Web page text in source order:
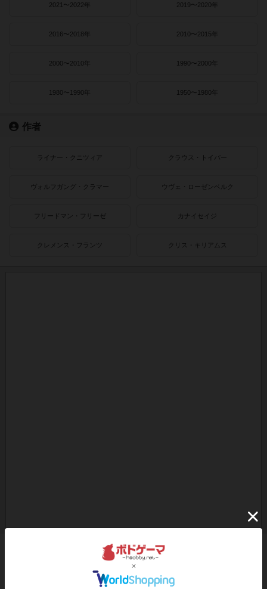
2021〜2022年 2019〜2020年
2016〜2018年 2010〜2015年
2000〜2010年 1990〜2000年
1980〜1990年 1950〜1980年
作者
ライナー・クニツィア クラウス・トイバー
ヴォルフガング・クラマー ウヴェ・ローゼンベルク
フリードマン・フリーゼ カナイセイジ
クレメンス・フランツ クリス・キリアムス
ボドゲーマのアプリ版はこちら